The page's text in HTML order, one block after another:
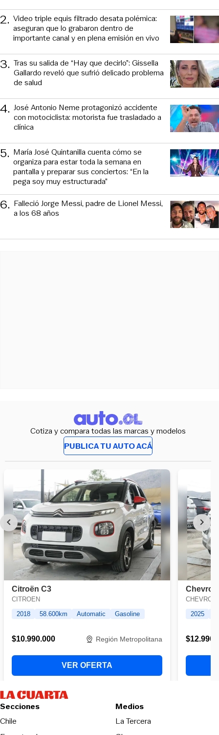
2. Video triple equis filtrado desata polémica:
aseguran que lo grabaron dentro de
importante canal y en plena emisión en vivo
3. Tras su salida de “Hay que decirlo”: Gissella
Gallardo reveló que sufrió delicado problema
de salud
4. José Antonio Neme protagonizó accidente
con motociclista: motorista fue trasladado a
clínica
5. María José Quintanilla cuenta cómo se
organiza para estar toda la semana en
pantalla y preparar sus conciertos: “En la
pega soy muy estructurada”
6. Falleció Jorge Messi, padre de Lionel Messi,
a los 68 años
Cotiza y compara todas las marcas y modelos
PUBLICA TU AUTO ACÁ
Secciones
Chile
Medios
La TerceraOpens in new